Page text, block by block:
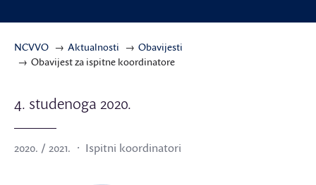
NCVVO Aktualnosti
Obavijesti
Obavijest za ispitne koordinatore
4. studenoga 2020.
2020. / 2021. Ispitni koordinatori